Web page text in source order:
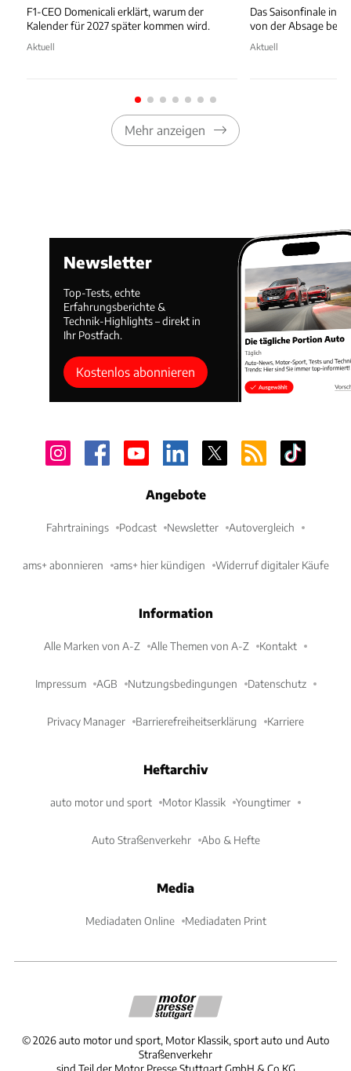
F1-CEO Domenicali erklärt, warum der
Kalender für 2027 später kommen wird.
Aktuell
Das Saisonfinale in
von der Absage
Aktuell
Mehr anzeigen
Newsletter
Top-Tests, echte
Erfahrungsberichte &
Technik-Highlights – direkt in
Ihr Postfach.
Kostenlos abonnieren
Angebote
Fahrtrainings Podcast Newsletter Autovergleich
ams+ abonnieren ams+ hier kündigen Widerruf digitaler Käufe
Information
Alle Marken von A-Z Alle Themen von A-Z Kontakt
Impressum AGB Nutzungsbedingungen Datenschutz
Privacy Manager Barrierefreiheitserklärung Karriere
Heftarchiv
auto motor und sport Motor Klassik Youngtimer
Auto Straßenverkehr Abo & Hefte
Media
Mediadaten Online Mediadaten Print
©2026 auto motor und sport, Motor Klassik, sport auto und Auto
Straßenverkehr
sind Teil der Motor Presse Stuttgart GmbH & Co.KG